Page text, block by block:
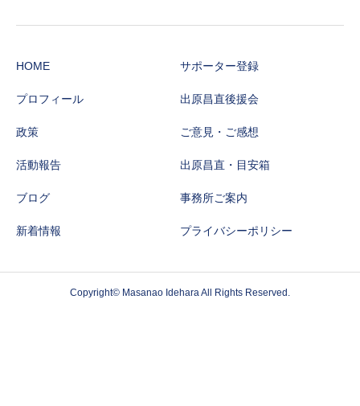
HOME
プロフィール
政策
活動報告
ブログ
新着情報
サポーター登録
出原昌直後援会
ご意見・ご感想
出原昌直・目安箱
事務所ご案内
プライバシーポリシー
Copyright© Masanao Idehara All Rights Reserved.